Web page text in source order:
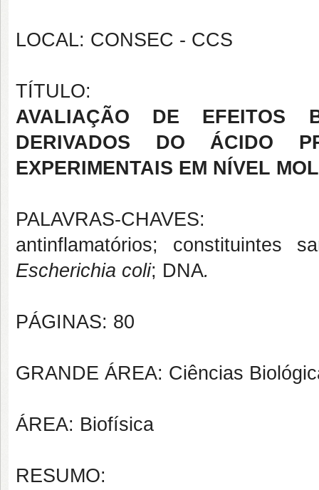
LOCAL: CONSEC - CCS
TÍTULO:
AVALIAÇÃO DE EFEITOS
DERIVADOS DO ÁCIDO
EXPERIMENTAIS EM NÍVEL
PALAVRAS-CHAVES:
antinflamatórios; constituintes
Escherichia coli; DNA.
PÁGINAS: 80
GRANDE ÁREA: Ciências
ÁREA: Biofísica
RESUMO: